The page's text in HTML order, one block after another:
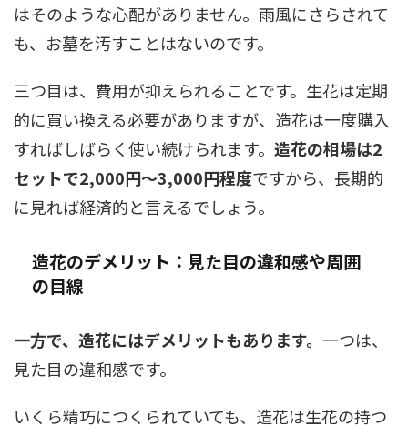
はそのような心配がありません。雨風にさらされて
も、お墓を汚すことはないのです。
三つ目は、費用が抑えられることです。生花は定期
的に買い換える必要がありますが、造花は一度購入
すればしばらく使い続けられます。 造花の相場は2
セットで2,000円～3,000円程度ですから、長期的
に見れば経済的と言えるでしょう。
造花のデメリット：見た目の違和感や周囲
の目線
一方で、造花にはデメリットもあります。 一つは、
見た目の違和感です。
いくら精巧につくられていても、造花は生花の持つ